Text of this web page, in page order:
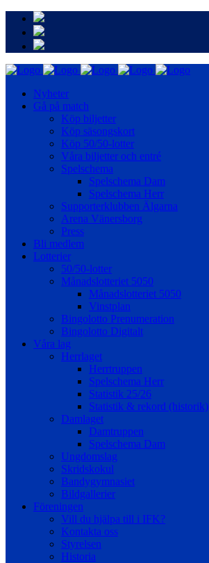
Nyheter
Gå på match
Köp biljetter
Köp säsongskort
Köp 50/50-lotter
Våra biljetter och entré
Spelschema
Spelschema Dam
Spelschema Herr
Supporterklubben Älgarna
Arena Vänersborg
Press
Bli medlem
Lotterier
50/50-lotter
Månadslotteriet 5050
Månadslotteriet 5050
Vinstplan
Bingolotto Prenumeration
Bingolotto Digitalt
Våra lag
Herrlaget
Herrtruppen
Spelschema Herr
Statistik 25/26
Statistik & rekord (historik)
Damlaget
Damtruppen
Spelschema Dam
Ungdomslag
Skridskokul
Bandygymnasiet
Bildgallerier
Föreningen
Vill du hjälpa till i IFK?
Kontakta oss
Styrelsen
Historia